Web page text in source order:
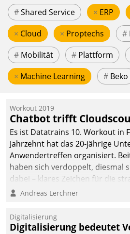
#Shared Service × ERP
× Cloud × Proptechs #
# Mobilität # Plattform
× Machine Learning # Beko
Workout 2019
Chatbot trifft
Es ist Datatrains 10. Workout in
Jahrzehnt hat das 20-jährige
Anwendertreffen organisiert.
haben sich verdoppelt, diesmal
dabei – klares Zeichen für die
Fokussierung auf den Kunden.
Andreas Lerchner
Digitalisierung
Digitalisierung bedeutet